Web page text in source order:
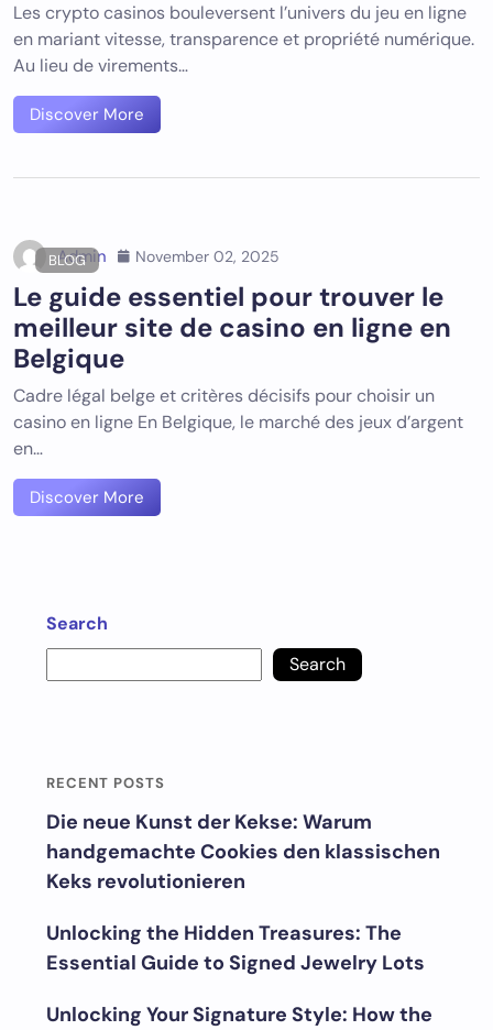
Les crypto casinos bouleversent l’univers du jeu en ligne
en mariant vitesse, transparence et propriété numérique.
Au lieu de virements…
Discover More
BLOG
Admin November 02, 2025
Le guide essentiel pour trouver le
meilleur site de casino en ligne en
Belgique
Cadre légal belge et critères décisifs pour choisir un
casino en ligne En Belgique, le marché des jeux d’argent
en…
Discover More
Search
Search
RECENT POSTS
Die neue Kunst der Kekse: Warum
handgemachte Cookies den klassischen
Keks revolutionieren
Unlocking the Hidden Treasures: The
Essential Guide to Signed Jewelry Lots
Unlocking Your Signature Style: How the